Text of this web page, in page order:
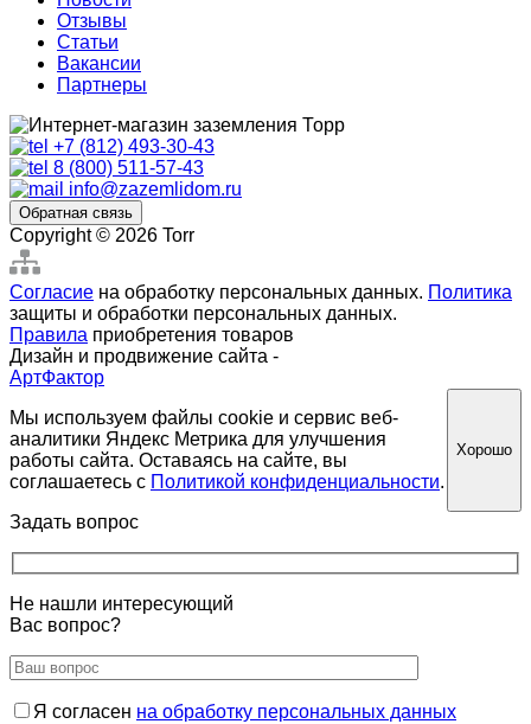
Отзывы
Статьи
Вакансии
Партнеры
+7 (812) 493-30-43
8 (800) 511-57-43
info@zazemlidom.ru
Обратная связь
Copyright © 2026 Torr
Согласие на обработку персональных данных. Политика
защиты и обработки персональных данных.
Правила приобретения товаров
Дизайн и продвижение сайта -
АртФактор
Мы используем файлы cookie и сервис веб-
аналитики Яндекс Метрика для улучшения
работы сайта. Оставаясь на сайте, вы
соглашаетесь с Политикой конфиденциальности.
Хорошо
Задать вопрос
Не нашли интересующий
Вас вопрос?
Я согласен на обработку персональных данных